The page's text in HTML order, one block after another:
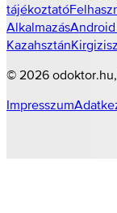
tájékoztató
Alkalmazás
Kazahsztán
© 2026 odoktor.hu
Impresszum